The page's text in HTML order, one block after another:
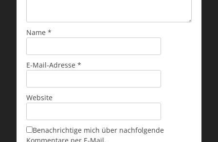
Name *
E-Mail-Adresse *
Website
Benachrichtige mich über nachfolgende